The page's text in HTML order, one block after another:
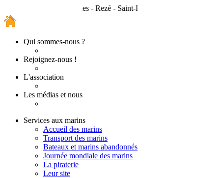
Nantes - Rezé - Saint-Herblain - Bouguenais -
Qui sommes-nous ?
Rejoignez-nous !
L'association
Les médias et nous
Services aux marins
Accueil des marins
Transport des marins
Bateaux et marins abandonnés
Journée mondiale des marins
La piraterie
Leur site